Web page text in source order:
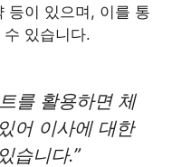
등이 있으며, 이를 통
있습니다.
를 활용하면 체
어 이사에 대한
습니다.”